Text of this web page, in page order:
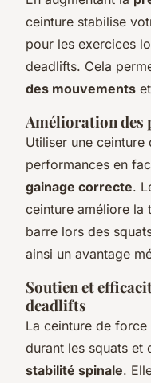
ceinture stabilise
pour les exercices
deadlifts. Cela
des mouvements
Amélioration des
Utiliser une
performances en
gainage correcte.
ceinture améliore la
barre lors des
ainsi un avantage
Soutien et
deadlifts
La ceinture de
durant les squats et
stabilité spinale.